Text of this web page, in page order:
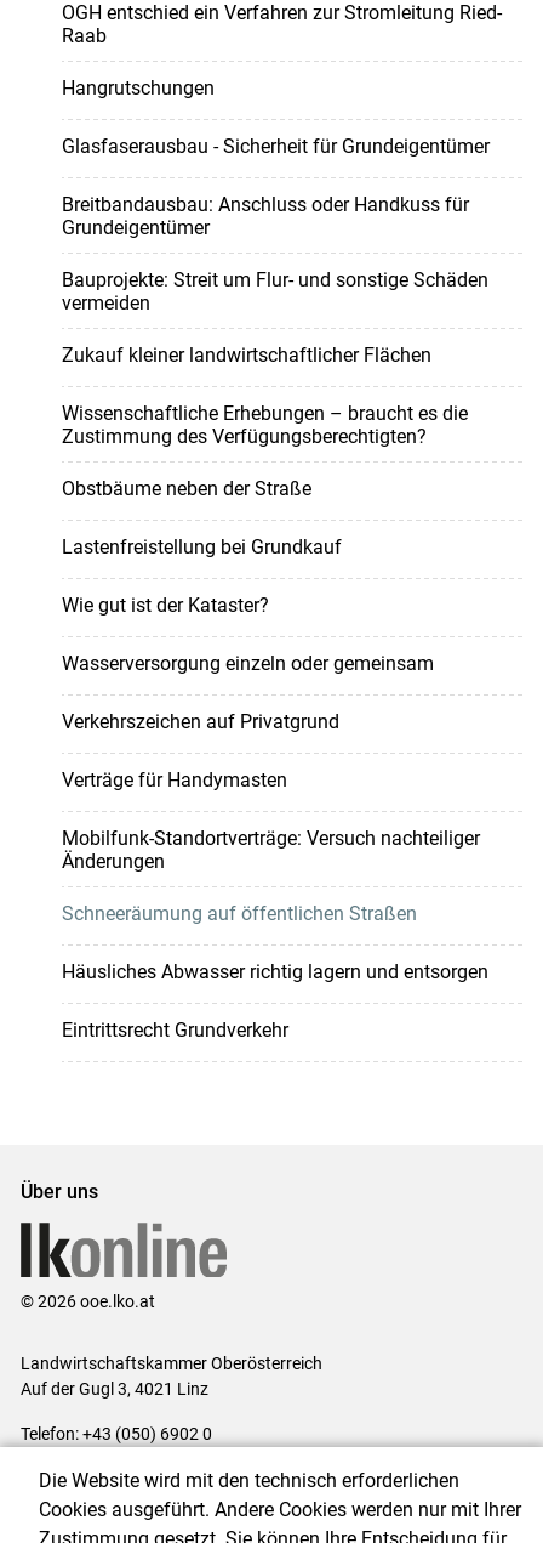
OGH entschied ein Verfahren zur Stromleitung Ried-
Raab
Hangrutschungen
Glasfaserausbau - Sicherheit für Grundeigentümer
Breitbandausbau: Anschluss oder Handkuss für
Grundeigentümer
Bauprojekte: Streit um Flur- und sonstige Schäden
vermeiden
Zukauf kleiner landwirtschaftlicher Flächen
Wissenschaftliche Erhebungen – braucht es die
Zustimmung des Verfügungsberechtigten?
Obstbäume neben der Straße
Lastenfreistellung bei Grundkauf
Wie gut ist der Kataster?
Wasserversorgung einzeln oder gemeinsam
Verkehrszeichen auf Privatgrund
Verträge für Handymasten
Mobilfunk-Standortverträge: Versuch nachteiliger
Änderungen
Schneeräumung auf öffentlichen Straßen
Häusliches Abwasser richtig lagern und entsorgen
Eintrittsrecht Grundverkehr
Über uns
© 2026 ooe.lko.at
Landwirtschaftskammer Oberösterreich
Auf der Gugl 3, 4021 Linz
Telefon: +43 (050) 6902 0
Impressum|Kontakt|Gewinnspiele|Datenschutzerklärung |
Barrierefreiheit
Cookie-Einstellungen
Die Website wird mit den technisch erforderlichen
Cookies ausgeführt. Andere Cookies werden nur mit Ihrer